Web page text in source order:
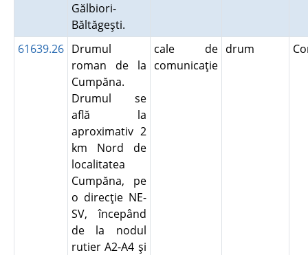
Gălbiori-
Băltăgeşti.
61639.26 Drumul
roman de la
Cumpăna.
Drumul se
află la
aproximativ 2
km Nord de
localitatea
Cumpăna, pe
o direcţie NE-
SV, începând
de la nodul
rutier A2-A4 şi
cale de
comunicaţie
drum